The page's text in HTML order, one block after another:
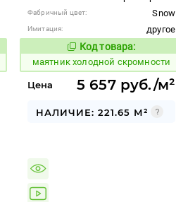
Фабричный цвет: Snow
Имитация:
другое
Код товара:
936093 Код товара:
маятник холодной скромности
Цена 5 657 руб./м²
НАЛИЧИЕ: 221.65 М²